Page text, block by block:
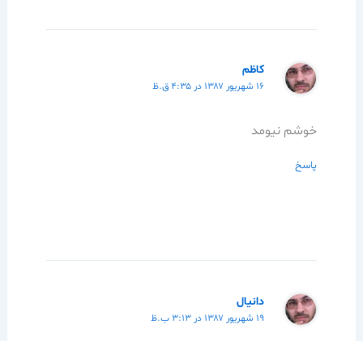
كاظم
۱۶ شهریور ۱۳۸۷ در ۴:۳۵ ق.ظ
خوشم نيومد
پاسخ
دانيال
۱۹ شهریور ۱۳۸۷ در ۳:۱۳ ب.ظ